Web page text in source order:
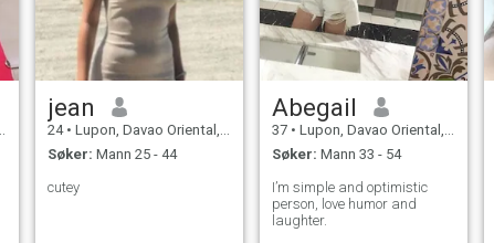
jean
24 • Lupon, Davao Oriental, Filippinene
Søker: Mann 25 - 44
cutey
Abegail
37 • Lupon, Davao Oriental, Filippinene
Søker: Mann 33 - 54
I’m simple and optimistic
person, love humor and
laughter.